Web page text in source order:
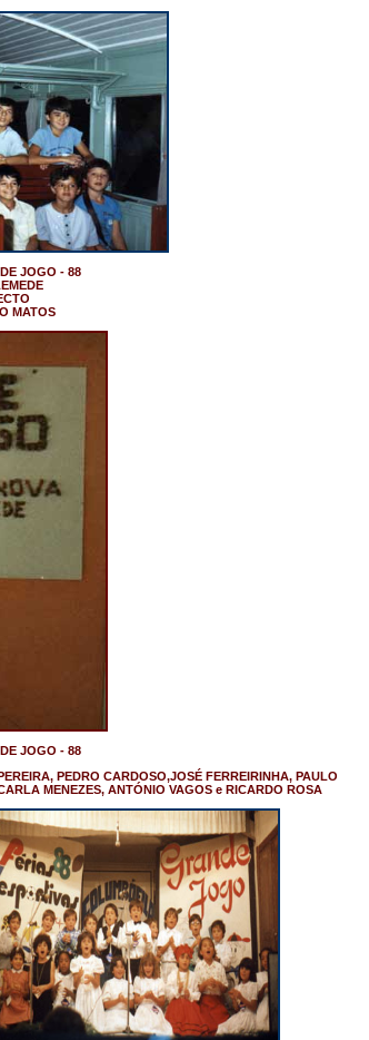
JOGO - 88
MATOS
JOGO - 88
PEDRO CARDOSO,JOSÉ FERREIRINHA, PAULO
MENEZES, ANTÓNIO VAGOS e RICARDO ROSA